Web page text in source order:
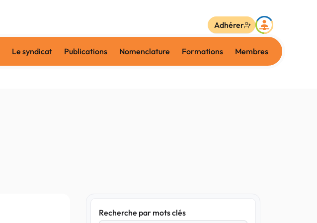
Le syndicat Publications Nomenclature Formations Membres
Adhérer
Recherche par mots clés